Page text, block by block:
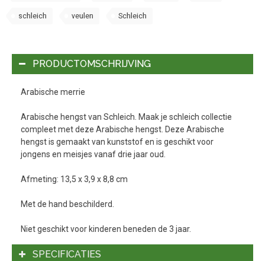
schleich veulen Schleich
PRODUCTOMSCHRIJVING
Arabische merrie
Arabische hengst van Schleich. Maak je schleich collectie
compleet met deze Arabische hengst. Deze Arabische
hengst is gemaakt van kunststof en is geschikt voor
jongens en meisjes vanaf drie jaar oud.
Afmeting: 13,5 x 3,9 x 8,8 cm
Met de hand beschilderd.
Niet geschikt voor kinderen beneden de 3 jaar.
SPECIFICATIES